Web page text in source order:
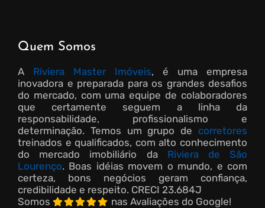
Quem Somos
A Riviera Master Imóveis, é uma empresa
inovadora e preparada para os grandes desafios
do mercado, com uma equipe de colaboradores
que certamente seguem a linha da
responsabilidade, profissionalismo e
determinação. Temos um grupo de corretores
treinados e qualificados, com alto conhecimento
do mercado imobiliário da Riviera de São
Lourenço. Boas idéias movem o mundo, e com
certeza, bons negócios geram confiança,
credibilidade e respeito. CRECI 23.684J
Somos
nas Avaliações do Google!